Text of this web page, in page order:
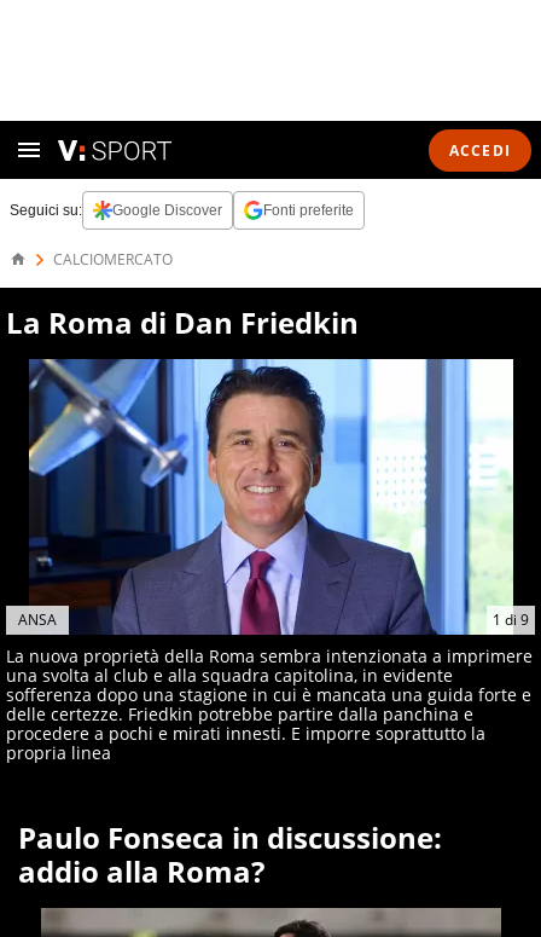
ACCEDI
Seguici su: Google Discover Fonti preferite
CALCIOMERCATO
La Roma di Dan Friedkin
1 di 9
ANSA
La nuova proprietà della Roma sembra intenzionata a imprimere
una svolta al club e alla squadra capitolina, in evidente
sofferenza dopo una stagione in cui è mancata una guida forte e
delle certezze. Friedkin potrebbe partire dalla panchina e
procedere a pochi e mirati innesti. E imporre soprattutto la
propria linea
Paulo Fonseca in discussione:
addio alla Roma?